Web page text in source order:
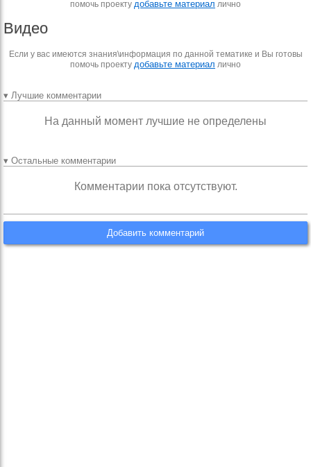
помочь проекту добавьте материал лично
Видео
Если у вас имеются знания\информация по данной тематике и Вы готовы
помочь проекту добавьте материал лично
▾ Лучшие комментарии
На данный момент лучшие не определены
▾ Остальные комментарии
Комментарии пока отсутствуют.
Добавить комментарий